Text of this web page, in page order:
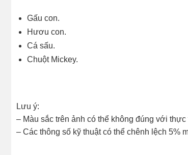
Gấu con.
Hươu con.
Cá sấu.
Chuột Mickey.
Lưu ý:
– Màu sắc trên ảnh có thể không đúng với
– Các thông số kỹ thuật có thể chênh lệch 5%